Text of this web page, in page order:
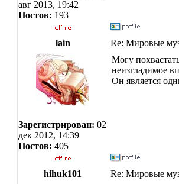
авг 2013, 19:42
Постов: 193
lain Re: Мировые
Зарегистрирован: 02
дек 2012, 14:39
Постов: 405
Могу
неизгладимое
Он является
hihuk101 Re: Мировые